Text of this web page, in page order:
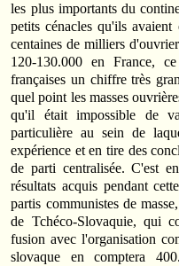
les plus importants du
petits cénacles qu'ils avaient
centaines de milliers
120-130.000 en France,
françaises un chiffre très
quel point les masses
qu'il était impossible de
particulière au sein de
expérience et en tire des
de parti centralisée. C'est
résultats acquis pendant
partis communistes de
de Tchéco-Slovaquie, qui
fusion avec l'organisation
slovaque en comptera